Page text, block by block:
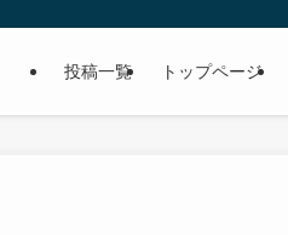
投稿一覧 トップページ